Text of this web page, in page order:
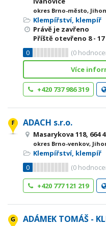
okres Brno-město,
Klempířství, klempíř
Právě je zavřeno
Příště otevřeno 8 - 17
0
(0
Více
+420 737 986 319
ADACH s.r.o.
Masarykova 118, 664
okres Brno-venkov,
Klempířství, klempíř
0
(0
+420 777 121 219
ADÁMEK TOMÁŠ -